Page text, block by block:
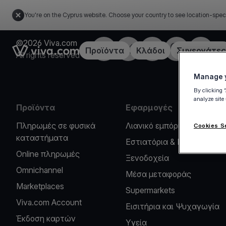
You're on the Cyprus website. Choose your country to see location-
Link to the homepageΠροϊόντα Κλάδοι Συνεργάτες
©2026 Viva.com
All rights reserved
Facebook
X LinkedInInstagramYouTube
Προϊόντα
Πληρωμές σε φυσικά
καταστήματα
Online πληρωμές
Omnichannel
Marketplaces
Viva.com Account
Έκδοση καρτών
Εφαρμογές
Λιανικό εμπόριο
Εστιατόρια & Καφέ
Ξενοδοχεία
Μέσα μεταφοράς
Supermarkets
Εισιτήρια και Ψυχαγωγία
Υγεία
Manage
By clicking
analyze
Cookies